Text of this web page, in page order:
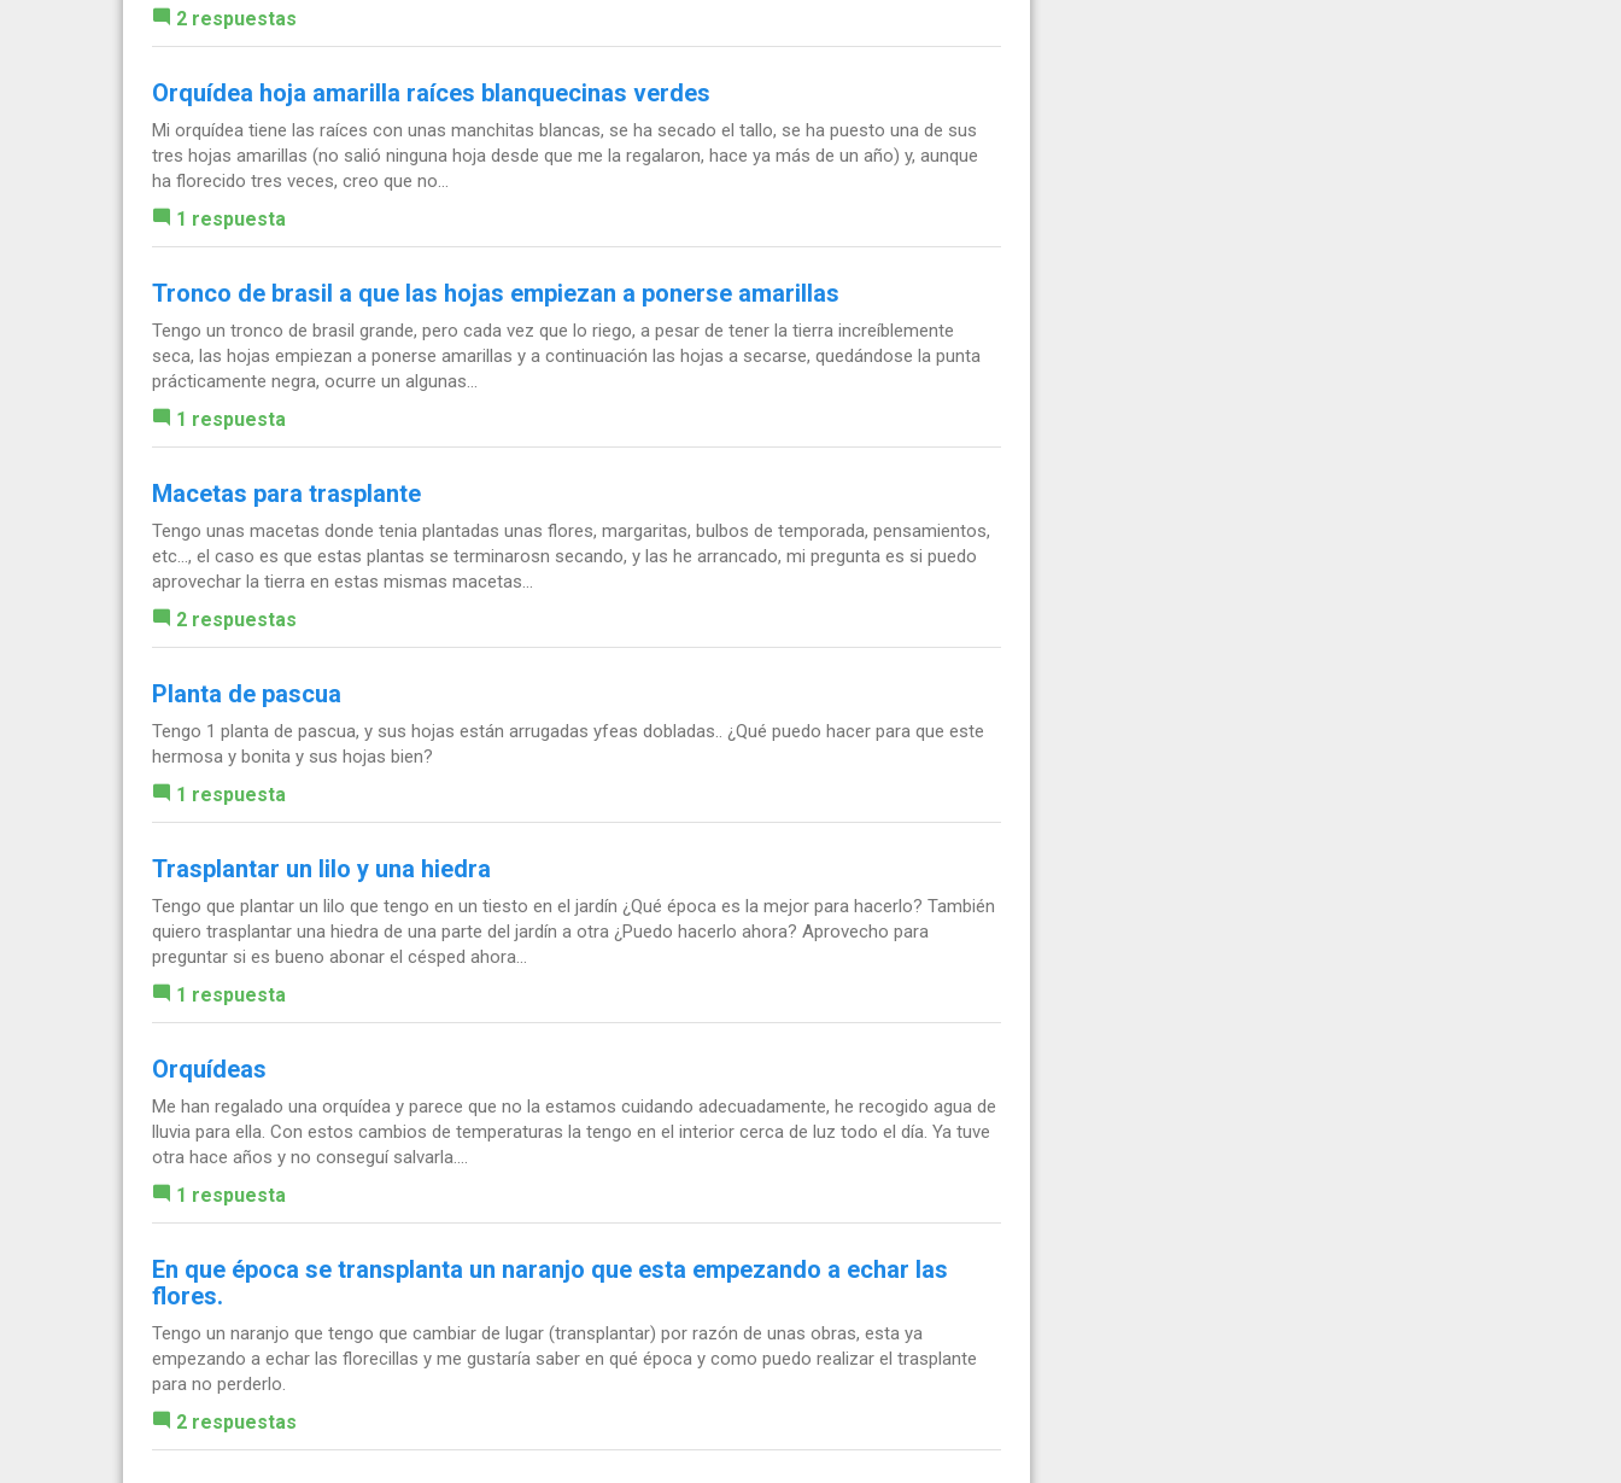
2 respuestas
Orquídea hoja amarilla raíces blanquecinas verdes
Mi orquídea tiene las raíces con unas manchitas blancas, se ha secado el tallo, se ha puesto una de sus
tres hojas amarillas (no salió ninguna hoja desde que me la regalaron, hace ya más de un año) y, aunque
ha florecido tres veces, creo que no...
1 respuesta
Tronco de brasil a que las hojas empiezan a ponerse amarillas
Tengo un tronco de brasil grande, pero cada vez que lo riego, a pesar de tener la tierra increíblemente
seca, las hojas empiezan a ponerse amarillas y a continuación las hojas a secarse, quedándose la punta
prácticamente negra, ocurre un algunas...
1 respuesta
Macetas para trasplante
Tengo unas macetas donde tenia plantadas unas flores, margaritas, bulbos de temporada, pensamientos,
etc..., el caso es que estas plantas se terminarosn secando, y las he arrancado, mi pregunta es si puedo
aprovechar la tierra en estas mismas macetas...
2 respuestas
Planta de pascua
Tengo 1 planta de pascua, y sus hojas están arrugadas yfeas dobladas.. ¿Qué puedo hacer para que este
hermosa y bonita y sus hojas bien?
1 respuesta
Trasplantar un lilo y una hiedra
Tengo que plantar un lilo que tengo en un tiesto en el jardín ¿Qué época es la mejor para hacerlo? También
quiero trasplantar una hiedra de una parte del jardín a otra ¿Puedo hacerlo ahora? Aprovecho para
preguntar si es bueno abonar el césped ahora...
1 respuesta
Orquídeas
Me han regalado una orquídea y parece que no la estamos cuidando adecuadamente, he recogido agua de
lluvia para ella. Con estos cambios de temperaturas la tengo en el interior cerca de luz todo el día. Ya tuve
otra hace años y no conseguí salvarla....
1 respuesta
En que época se transplanta un naranjo que esta empezando a echar las
flores.
Tengo un naranjo que tengo que cambiar de lugar (transplantar) por razón de unas obras, esta ya
empezando a echar las florecillas y me gustaría saber en qué época y como puedo realizar el trasplante
para no perderlo.
2 respuestas